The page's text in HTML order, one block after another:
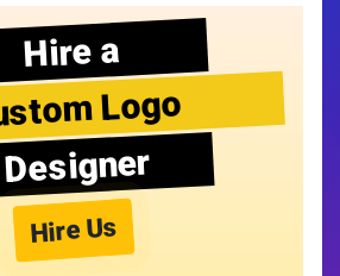
Hire a
Logo
Designer
Hire Us